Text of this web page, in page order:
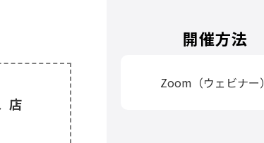
店
開催方法
Zoom（ウェビナー）